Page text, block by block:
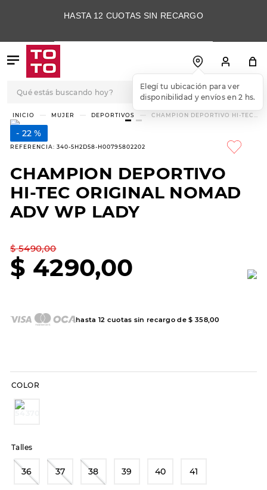
HASTA 12 CUOTAS SIN RECARGO
Elegí tu ubicación para ver
disponibilidad y envíos en 2 hs.
MUJER DEPORTIVOS
CHAMPION DEPORTIVO HI-TEC
22 %
REFERENCIA: 340-5H2D58-H00795802202
CHAMPION DEPORTIVO
HI-TEC ORIGINAL NOMAD
ADV WP LADY
$ 5490,00
$ 4290,00
hasta 12 cuotas sin recargo de$ 358,00
COLOR
Talles
36 37 38 39 40 41
TÉRMINOS MÁS
BUSCADOS
1.
3
skechers slip-ins
4